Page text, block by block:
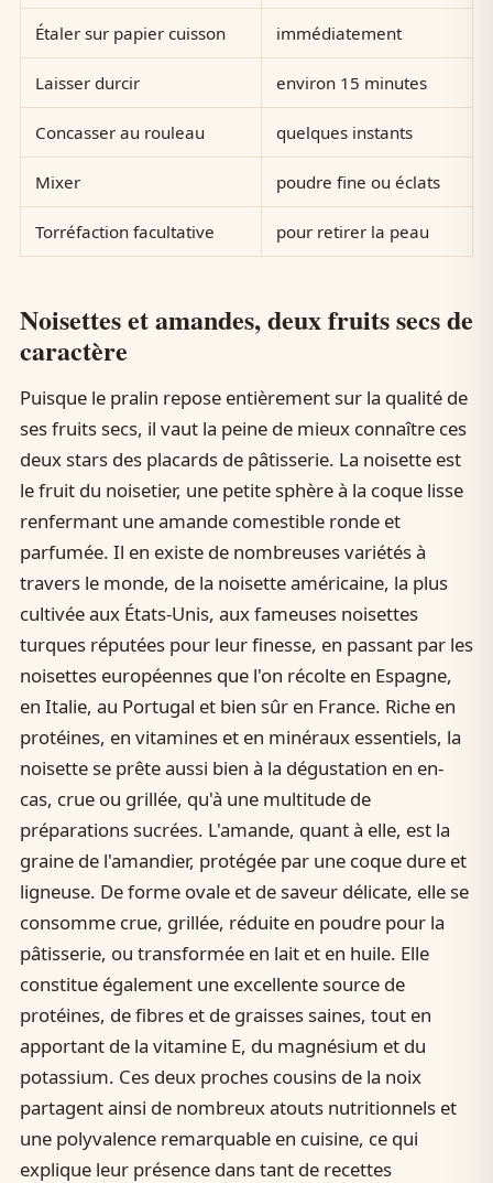
Étaler sur papier cuisson immédiatement
Laisser durcir environ 15 minutes
Concasser au rouleau quelques instants
Mixer poudre fine ou éclats
Torréfaction facultative pour retirer la peau
Noisettes et amandes, deux fruits secs de
caractère
Puisque le pralin repose entièrement sur la qualité de
ses fruits secs, il vaut la peine de mieux connaître ces
deux stars des placards de pâtisserie. La noisette est
le fruit du noisetier, une petite sphère à la coque lisse
renfermant une amande comestible ronde et
parfumée. Il en existe de nombreuses variétés à
travers le monde, de la noisette américaine, la plus
cultivée aux États-Unis, aux fameuses noisettes
turques réputées pour leur finesse, en passant par les
noisettes européennes que l'on récolte en Espagne,
en Italie, au Portugal et bien sûr en France. Riche en
protéines, en vitamines et en minéraux essentiels, la
noisette se prête aussi bien à la dégustation en en-
cas, crue ou grillée, qu'à une multitude de
préparations sucrées. L'amande, quant à elle, est la
graine de l'amandier, protégée par une coque dure et
ligneuse. De forme ovale et de saveur délicate, elle se
consomme crue, grillée, réduite en poudre pour la
pâtisserie, ou transformée en lait et en huile. Elle
constitue également une excellente source de
protéines, de fibres et de graisses saines, tout en
apportant de la vitamine E, du magnésium et du
potassium. Ces deux proches cousins de la noix
partagent ainsi de nombreux atouts nutritionnels et
une polyvalence remarquable en cuisine, ce qui
explique leur présence dans tant de recettes